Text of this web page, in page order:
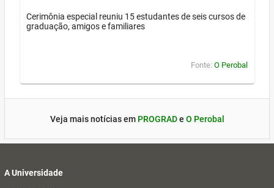
Cerimônia especial reuniu 15 estudantes de seis cursos de
graduação, amigos e familiares
Fonte: O Perobal
Veja mais notícias em PROGRADe O Perobal
A Universidade